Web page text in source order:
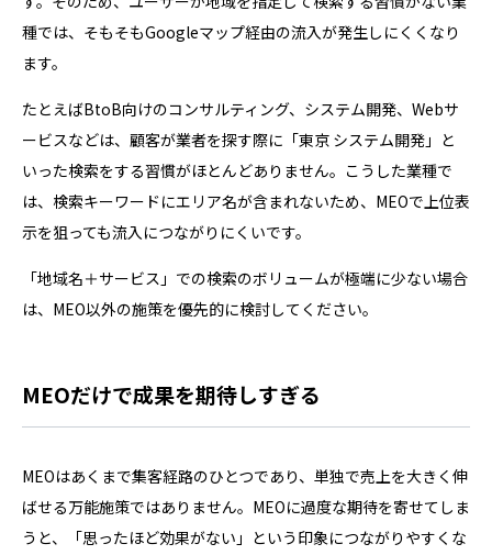
種では、そもそもGoogleマップ経由の流入が発生しにくくなり
ます。
たとえばBtoB向けのコンサルティング、システム開発、Webサ
ービスなどは、顧客が業者を探す際に「東京 システム開発」と
いった検索をする習慣がほとんどありません。こうした業種で
は、検索キーワードにエリア名が含まれないため、MEOで上位表
示を狙っても流入につながりにくいです。
「地域名＋サービス」での検索のボリュームが極端に少ない場合
は、MEO以外の施策を優先的に検討してください。
MEOだけで成果を期待しすぎる
MEOはあくまで集客経路のひとつであり、単独で売上を大きく伸
ばせる万能施策ではありません。MEOに過度な期待を寄せてしま
うと、「思ったほど効果がない」という印象につながりやすくな